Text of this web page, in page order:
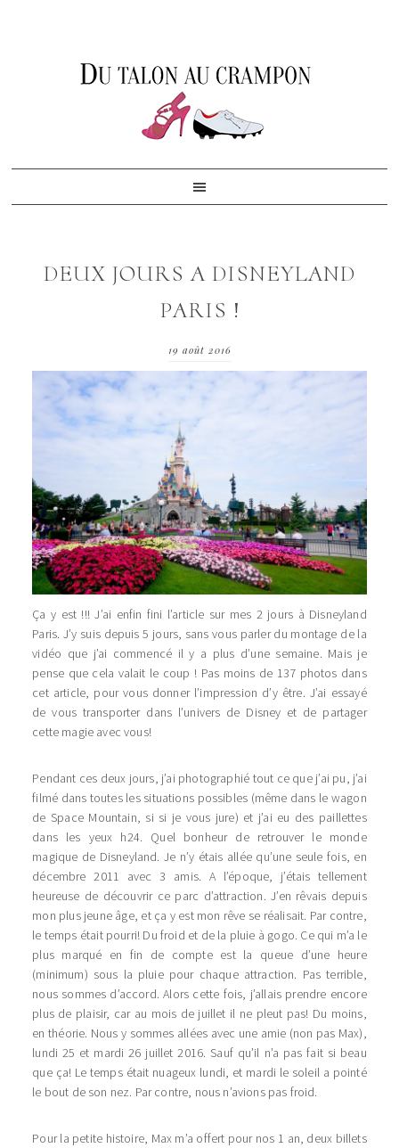
DEUX JOURS A DISNEYLAND
PARIS !
19 août 2016
Ça y est !!! J’ai enfin fini l’article sur mes 2 jours à Disneyland
Paris. J’y suis depuis 5 jours, sans vous parler du montage de la
vidéo que j’ai commencé il y a plus d’une semaine. Mais je
pense que cela valait le coup ! Pas moins de 137 photos dans
cet article, pour vous donner l’impression d’y être. J’ai essayé
de vous transporter dans l’univers de Disney et de partager
cette magie avec vous!
Pendant ces deux jours, j’ai photographié tout ce que j’ai pu, j’ai
filmé dans toutes les situations possibles (même dans le wagon
de Space Mountain, si si je vous jure) et j’ai eu des paillettes
dans les yeux h24. Quel bonheur de retrouver le monde
magique de Disneyland. Je n’y étais allée qu’une seule fois, en
décembre 2011 avec 3 amis. A l’époque, j’étais tellement
heureuse de découvrir ce parc d’attraction. J’en rêvais depuis
mon plus jeune âge, et ça y est mon rêve se réalisait. Par contre,
le temps était pourri! Du froid et de la pluie à gogo. Ce qui m’a le
plus marqué en fin de compte est la queue d’une heure
(minimum) sous la pluie pour chaque attraction. Pas terrible,
nous sommes d’accord. Alors cette fois, j’allais prendre encore
plus de plaisir, car au mois de juillet il ne pleut pas! Du moins,
en théorie. Nous y sommes allées avec une amie (non pas Max),
lundi 25 et mardi 26 juillet 2016. Sauf qu’il n’a pas fait si beau
que ça! Le temps était nuageux lundi, et mardi le soleil a pointé
le bout de son nez. Par contre, nous n’avions pas froid.
Pour la petite histoire, Max m’a offert pour nos 1 an, deux billets